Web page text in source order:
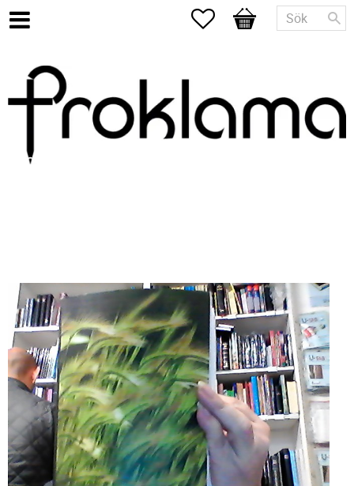
Favoriter
Kundvagn